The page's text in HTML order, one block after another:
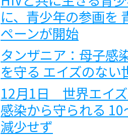
に、青少年の参画を
ペーンが開始
タンザニア：母子感
を守る エイズのない
12月1日 世界エイ
感染から守られる
減少せず